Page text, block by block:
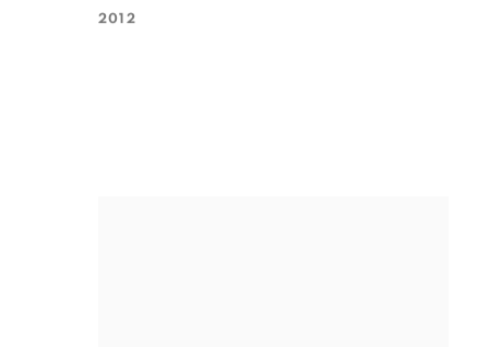
2012